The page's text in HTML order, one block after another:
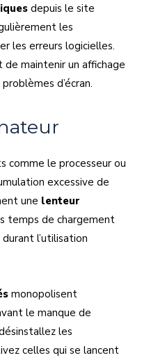
depuis le site
les
les erreurs logicielles.
maintenir un affichage
d’écran.
comme le processeur ou
excessive de
une lenteur
temps de chargement
l’utilisation
monopolisent
le manque de
les
celles qui se lancent